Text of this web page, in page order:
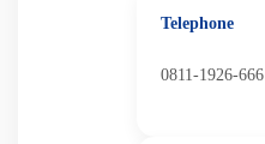
Telephone
0811-1926-666